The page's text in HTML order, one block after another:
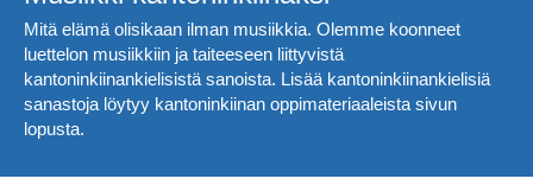
Mitä elämä olisikaan ilman musiikkia. Olemme koonneet
luettelon musiikkiin ja taiteeseen liittyvistä
kantoninkiinankielisistä sanoista. Lisää kantoninkiinankielisiä
sanastoja löytyy kantoninkiinan oppimateriaaleista sivun
lopusta.